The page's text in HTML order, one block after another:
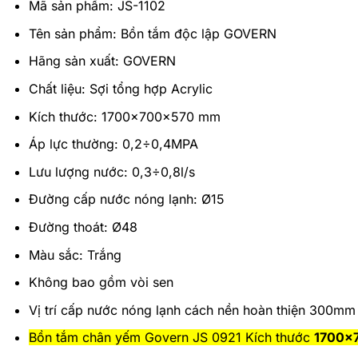
Mã sản phẩm: JS-1102
Tên sản phẩm: Bồn tắm độc lập GOVERN
Hãng sản xuất: GOVERN
Chất liệu: Sợi tổng hợp Acrylic
Kích thước: 1700x700x570 mm
Áp lực thường: 0,2÷0,4MPA
Lưu lượng nước: 0,3÷0,8l/s
Đường cấp nước nóng lạnh: Ø15
Đường thoát: Ø48
Màu sắc: Trắng
Không bao gồm vòi sen
Vị trí cấp nước nóng lạnh cách nền hoàn thiện 300mm
Bồn tắm chân yếm Govern JS 0921 Kích thước